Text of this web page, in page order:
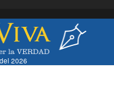
navigation
2026